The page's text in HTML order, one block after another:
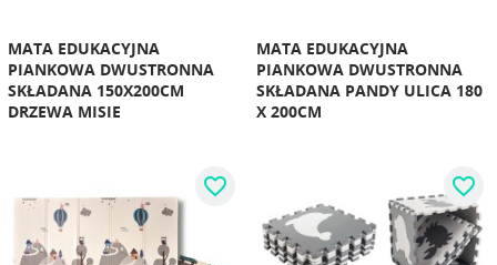
MATA EDUKACYJNA
PIANKOWA DWUSTRONNA
SKŁADANA 150X200CM
DRZEWA MISIE
MATA EDUKACYJNA
PIANKOWA DWUSTRONNA
SKŁADANA PANDY ULICA 180
X 200CM
favorite_border favorite_border